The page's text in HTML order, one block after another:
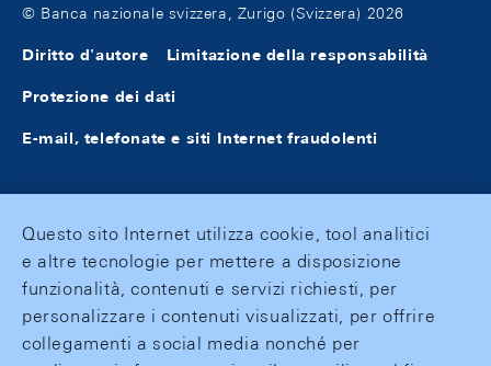
© Banca nazionale svizzera, Zurigo (Svizzera) 2026
Diritto d'autore Limitazione della responsabilità
Protezione dei dati
E-mail, telefonate e siti Internet fraudolenti
Questo sito Internet utilizza cookie, tool analitici
e altre tecnologie per mettere a disposizione
funzionalità, contenuti e servizi richiesti, per
personalizzare i contenuti visualizzati, per offrire
collegamenti a social media nonché per